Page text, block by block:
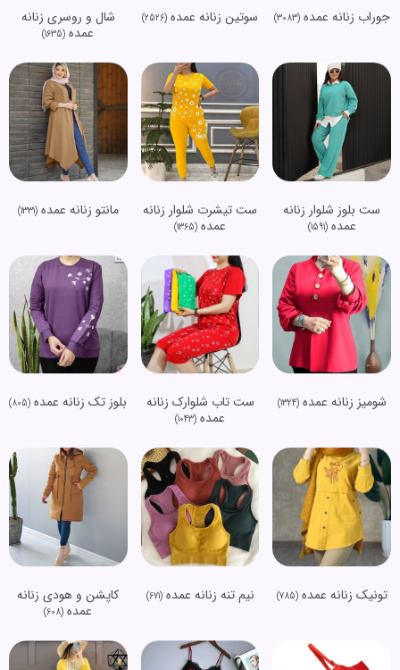
جوراب زنانه عمده(3083) سوتین زنانه عمده (2526)
شال و روسری زنانه
عمده (1635)
ست بلوز شلوار زنانه
عمده(1591)
ست تیشرت شلوار زنانه
عمده (1365)
مانتو زنانه عمده(1331)
شومیز زنانه عمده(1324)
ست تاب شلوارک زنانه
عمده (1043)
بلوز تک زنانه عمده (805)
تونیک زنانه عمده(785) نیم تنه زنانه عمده(671)
کاپشن و هودی زنانه
عمده (608)